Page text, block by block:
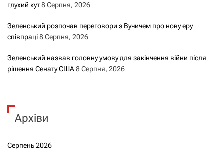
глухий кут8 Серпня, 2026
Зеленський розпочав переговори з Вучичем про нову еру
співпраці8 Серпня, 2026
Зеленський назвав головну умову для закінчення війни після
рішення Сенату США8 Серпня, 2026
Архіви
Серпень 2026